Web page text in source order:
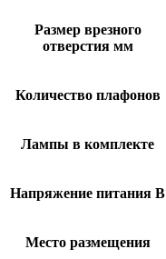
Размер врезного
отверстия мм
Количество плафонов
Лампы в комплекте
Напряжение питания В
Место размещения